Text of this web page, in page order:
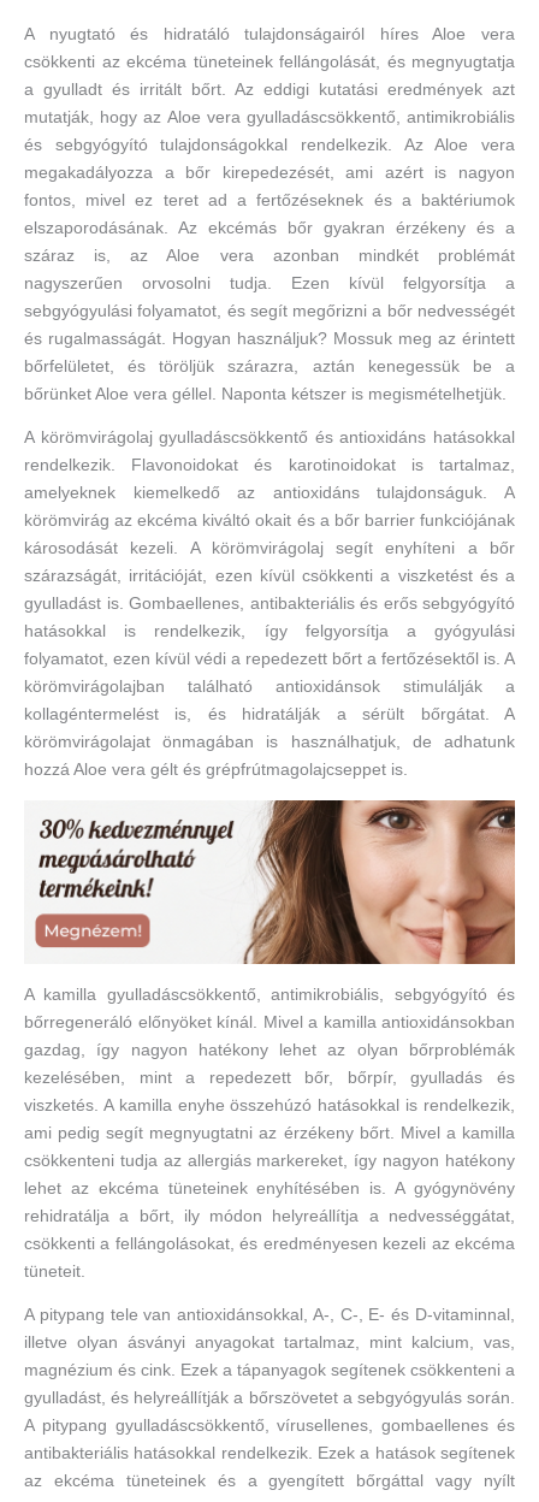
A nyugtató és hidratáló tulajdonságairól híres Aloe vera
csökkenti az ekcéma tüneteinek fellángolását, és megnyugtatja
a gyulladt és irritált bőrt. Az eddigi kutatási eredmények azt
mutatják, hogy az Aloe vera gyulladáscsökkentő, antimikrobiális
és sebgyógyító tulajdonságokkal rendelkezik. Az Aloe vera
megakadályozza a bőr kirepedezését, ami azért is nagyon
fontos, mivel ez teret ad a fertőzéseknek és a baktériumok
elszaporodásának. Az ekcémás bőr gyakran érzékeny és a
száraz is, az Aloe vera azonban mindkét problémát
nagyszerűen orvosolni tudja. Ezen kívül felgyorsítja a
sebgyógyulási folyamatot, és segít megőrizni a bőr nedvességét
és rugalmasságát. Hogyan használjuk? Mossuk meg az érintett
bőrfelületet, és töröljük szárazra, aztán kenegessük be a
bőrünket Aloe vera géllel. Naponta kétszer is megismételhetjük.
A körömvirágolaj gyulladáscsökkentő és antioxidáns hatásokkal
rendelkezik. Flavonoidokat és karotinoidokat is tartalmaz,
amelyeknek kiemelkedő az antioxidáns tulajdonságuk. A
körömvirág az ekcéma kiváltó okait és a bőr barrier funkciójának
károsodását kezeli. A körömvirágolaj segít enyhíteni a bőr
szárazságát, irritációját, ezen kívül csökkenti a viszketést és a
gyulladást is. Gombaellenes, antibakteriális és erős sebgyógyító
hatásokkal is rendelkezik, így felgyorsítja a gyógyulási
folyamatot, ezen kívül védi a repedezett bőrt a fertőzésektől is. A
körömvirágolajban található antioxidánsok stimulálják a
kollagéntermelést is, és hidratálják a sérült bőrgátat. A
körömvirágolajat önmagában is használhatjuk, de adhatunk
hozzá Aloe vera gélt és grépfrútmagolajcseppet is.
A kamilla gyulladáscsökkentő, antimikrobiális, sebgyógyító és
bőrregeneráló előnyöket kínál. Mivel a kamilla antioxidánsokban
gazdag, így nagyon hatékony lehet az olyan bőrproblémák
kezelésében, mint a repedezett bőr, bőrpír, gyulladás és
viszketés. A kamilla enyhe összehúzó hatásokkal is rendelkezik,
ami pedig segít megnyugtatni az érzékeny bőrt. Mivel a kamilla
csökkenteni tudja az allergiás markereket, így nagyon hatékony
lehet az ekcéma tüneteinek enyhítésében is. A gyógynövény
rehidratálja a bőrt, ily módon helyreállítja a nedvességgátat,
csökkenti a fellángolásokat, és eredményesen kezeli az ekcéma
tüneteit.
A pitypang tele van antioxidánsokkal, A-, C-, E- és D-vitaminnal,
illetve olyan ásványi anyagokat tartalmaz, mint kalcium, vas,
magnézium és cink. Ezek a tápanyagok segítenek csökkenteni a
gyulladást, és helyreállítják a bőrszövetet a sebgyógyulás során.
A pitypang gyulladáscsökkentő, vírusellenes, gombaellenes és
antibakteriális hatásokkal rendelkezik. Ezek a hatások segítenek
az ekcéma tüneteinek és a gyengített bőrgáttal vagy nyílt